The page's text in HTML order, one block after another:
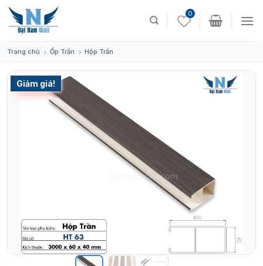
Skip
content
0
Trang chủ Ốp Trần Hộp Trần
Bán chạy
Giảm giá!